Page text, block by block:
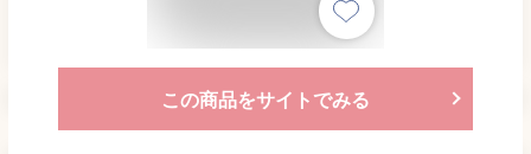
この商品をサイトでみる